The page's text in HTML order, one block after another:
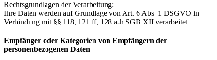
Rechtsgrundlagen der Verarbeitung:
Ihre Daten werden auf Grundlage von Art. 6 Abs. 1 DSGVO in
Verbindung mit §§ 118, 121 ff, 128 a-h SGB XII verarbeitet.
Empfänger oder Kategorien von Empfängern der
personenbezogenen Daten